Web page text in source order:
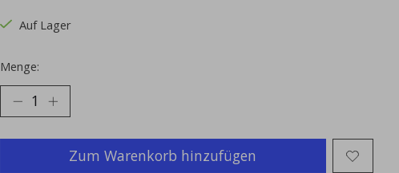
Auf Lager
Menge:
Zum Warenkorb hinzufügen